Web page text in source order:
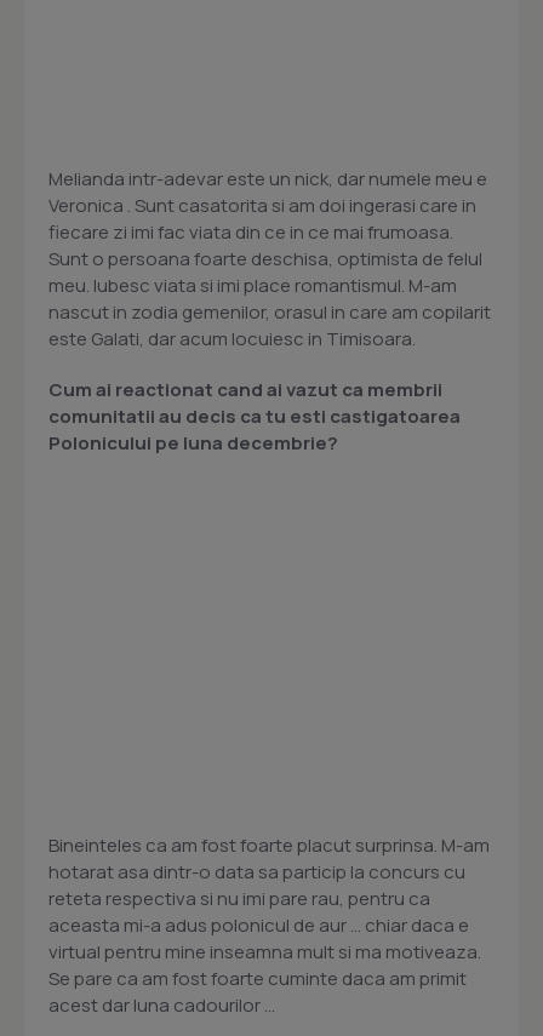
Melianda intr-adevar este un nick, dar numele meu e
Veronica . Sunt casatorita si am doi ingerasi care in
fiecare zi imi fac viata din ce in ce mai frumoasa.
Sunt o persoana foarte deschisa, optimista de felul
meu. Iubesc viata si imi place romantismul. M-am
nascut in zodia gemenilor, orasul in care am copilarit
este Galati, dar acum locuiesc in Timisoara.
Cum ai reactionat cand ai vazut ca membrii
comunitatii au decis ca tu esti castigatoarea
Polonicului pe luna decembrie?
Bineinteles ca am fost foarte placut surprinsa. M-am
hotarat asa dintr-o data sa particip la concurs cu
reteta respectiva si nu imi pare rau, pentru ca
aceasta mi-a adus polonicul de aur ... chiar daca e
virtual pentru mine inseamna mult si ma motiveaza.
Se pare ca am fost foarte cuminte daca am primit
acest dar luna cadourilor ...